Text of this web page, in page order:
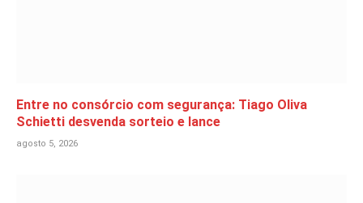
Entre no consórcio com segurança: Tiago Oliva
Schietti desvenda sorteio e lance
agosto 5, 2026